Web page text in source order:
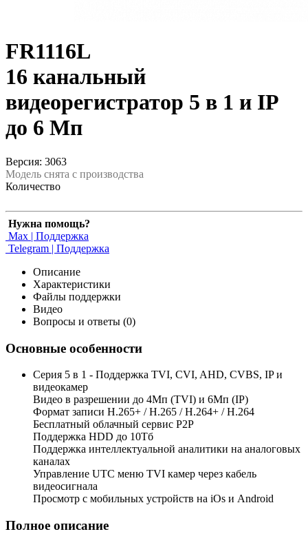
FR1116L
16 канальный
видеорегистратор 5 в 1 и IP
до 6 Мп
Версия: 3063
Модель снята с производства
Количество
Нужна помощь?
Max | Поддержка
Telegram | Поддержка
Описание
Характеристики
Файлы поддержки
Видео
Вопросы и ответы (0)
Основные особенности
Серия 5 в 1 - Поддержка TVI, CVI, AHD, CVBS, IP и
видеокамер
Видео в разрешении до 4Мп (TVI) и 6Мп (IP)
Формат записи H.265+ / H.265 / H.264+ / H.264
Бесплатный облачный сервис Р2Р
Поддержка HDD до 10Тб
Поддержка интеллектуальной аналитики на аналоговых
каналах
Управление UTC меню TVI камер через кабель
видеосигнала
Просмотр с мобильных устройств на iOs и Android
Полное описание